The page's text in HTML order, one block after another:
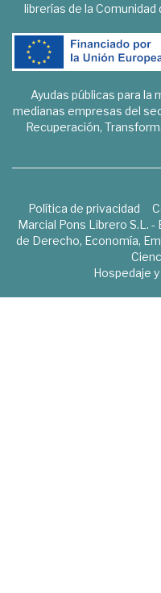
librerías de la
Ayudas públicas para la
medianas empresas del
Recuperación,
Política de privacidad
Marcial Pons Librero S.L.
de Derecho, Economía,
Hospedaje